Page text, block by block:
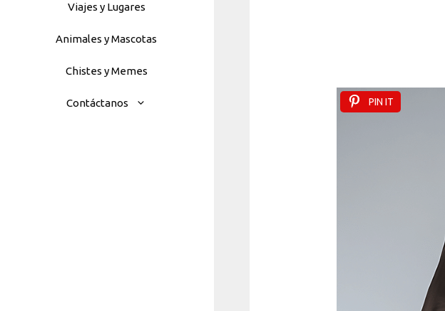
Viajes y Lugares
Animales y Mascotas
Chistes y Memes
Contáctanos PIN IT